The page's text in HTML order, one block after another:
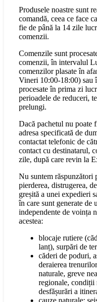
Produsele noastre sunt
comandă, ceea ce face
fie de până la 14 zile
comenzii.
Comenzile sunt
comenzii, în intervalul
comenzilor plasate în
Vineri 10:00-18:00) sau
procesate în prima zi
perioadele de reduceri,
prelungi.
Dacă pachetul nu poate
adresa specificată de
contactat telefonic de
contact cu destinatarul,
zile, după care revin la
Nu suntem răspunzători
pierderea, distrugerea,
greșită a unei expedieri
în care sunt generate de
independente de voința
acestea:
blocaje rutiere
lanț), surpări de
căderi de poduri,
deraierea
naturale, greve
regionale, condiții
desfășurări a